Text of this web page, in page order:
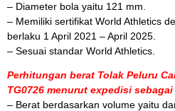
– Diameter bola yaitu 121 mm.
– Memiliki sertifikat World Athletics
berlaku 1 April 2021 – April 2025.
– Sesuai standar World Athletics.
Perhitungan berat Tolak Peluru
TG0726 menurut expedisi
– Berat berdasarkan volume yaitu